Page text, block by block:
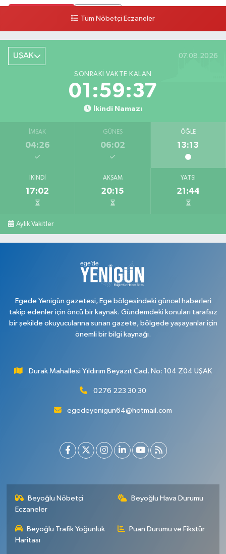
Tüm Nöbetçi Eczaneler
UŞAK 07.08.2026
SONRAKI VAKTE KALAN
01:59:36
İkindi Namazı
İMSAK
04:26
GÜNEŞ
06:02
ÖĞLE
13:13
İKINDI
17:02
AKŞAM
20:15
YATSI
21:44
Aylık Vakitler
Egede Yenigün gazetesi, Ege bölgesindeki güncel haberleri
takip edenler için öncü bir kaynak. Gündemdeki konuları tarafsız
bir şekilde okuyucularına sunan gazete, bölgede yaşayanlar için
önemli bir bilgi kaynağı.
Durak Mahallesi Yıldırım Beyazıt Cad. No: 104 Z04 UŞAK
0276 223 30 30
egedeyenigun64@hotmail.com
Beyoğlu Nöbetçi
Eczaneler
Beyoğlu Hava Durumu
Beyoğlu Trafik Yoğunluk
Haritası
Puan Durumu ve Fikstür